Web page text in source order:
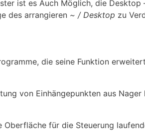
ist es Auch Möglich, die
des arrangieren ~ / Desktop zu
die seine Funktion
von Einhängepunkten aus Nager
Oberfläche für die Steuerung